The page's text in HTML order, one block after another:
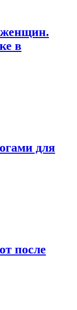
женщин.
в
для
после